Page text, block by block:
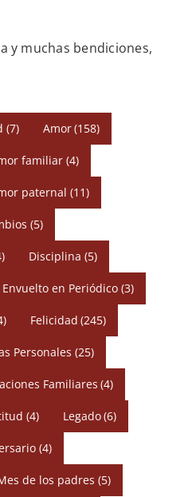
y muchas bendiciones,
(7) Amor(158)
familiar (4)
paternal (11)
(5)
Disciplina (5)
Envuelto en Periódico (3)
Felicidad (245)
Personales (25)
Familiares (4)
(4) Legado(6)
(4)
de los padres (5)